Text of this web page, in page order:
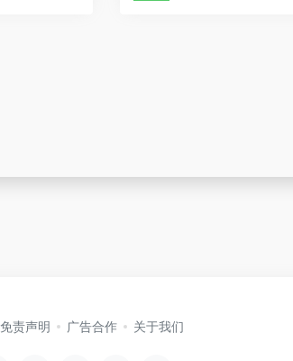
免责声明 广告合作 关于我们